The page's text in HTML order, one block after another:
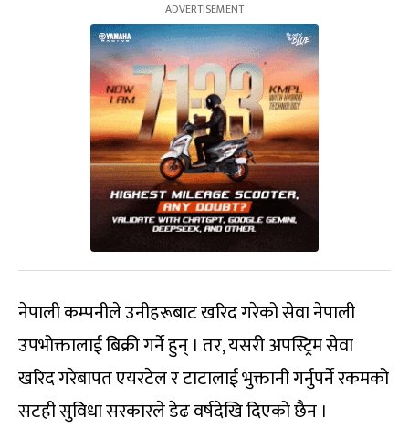
नेपाली कम्पनीले उनीहरूबाट खरिद गरेको सेवा नेपाली
उपभोक्तालाई बिक्री गर्ने हुन् । तर, यसरी अपस्ट्रिम सेवा
खरिद गरेबापत एयरटेल र टाटालाई भुक्तानी गर्नुपर्ने रकमको
सटही सुविधा सरकारले डेढ वर्षदेखि दिएको छैन ।